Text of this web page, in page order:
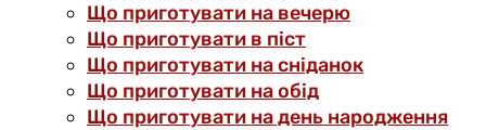
Що приготувати на вечерю
Що приготувати в піст
Що приготувати на сніданок
Що приготувати на обід
Що приготувати на день народження